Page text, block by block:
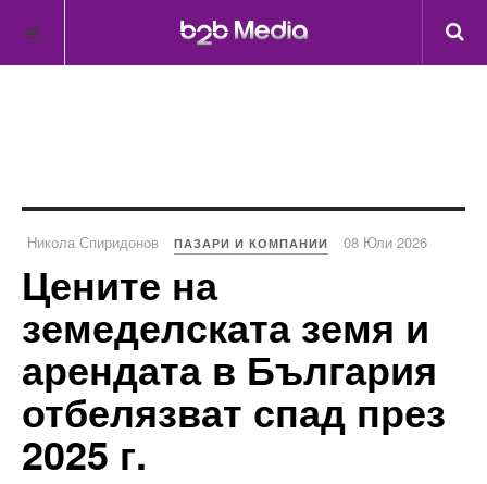
Никола Спиридонов ПАЗАРИ И КОМПАНИИ 08 Юли 2026
Цените на
земеделската земя и
арендата в България
отбелязват спад през
2025 г.